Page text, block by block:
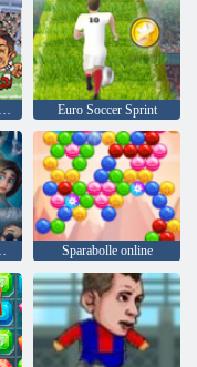
Calcio Euro Soccer Sprint
Emily Sparabolle online